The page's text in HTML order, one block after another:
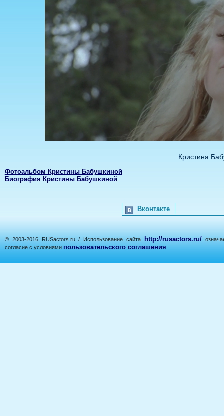
Кристина
Фотоальбом Кристины Бабушкиной
Биография Кристины Бабушкиной
Вконтакте
© 2003-2016 RUSactors.ru / Использование сайта http://rusactors.ru/
согласие с условиями пользовательского соглашения